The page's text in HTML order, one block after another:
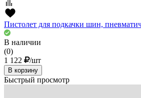
Пистолет для подкачки шин,
В наличии
(0)
1 122
/шт
В корзину
Быстрый просмотр